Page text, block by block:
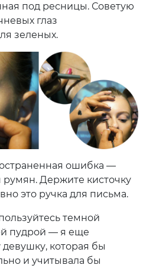
под ресницы. Советую
глаз
зеленых.
ошибка —
Держите кисточку
это ручка для письма.
темной
пудрой — я еще
которая бы
и учитывала бы